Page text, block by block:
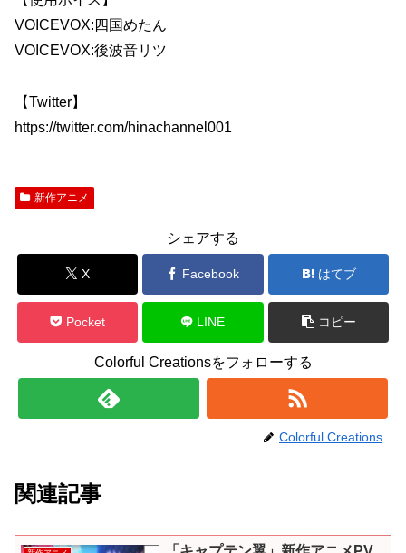
VOICEVOX:四国めたん
VOICEVOX:後波音リツ
【Twitter】
https://twitter.com/hinachannel001
新作アニメ
シェアする
X Facebook はてブ
Pocket LINE コピー
Colorful Creationsをフォローする
Colorful Creations
関連記事